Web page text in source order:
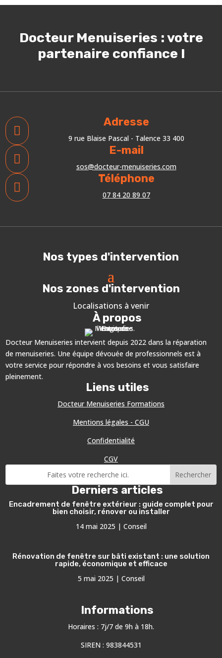
Docteur Menuiseries : votre
partenaire confiance !

Adresse
9 rue Blaise Pascal - Talence 33 400

E-mail
sos@docteur-menuiseries.com

Téléphone
07 84 20 89 07
Nos types d'intervention
Nos zones d'intervention
Localisations à venir
À propos
Docteur Menuiseries intervient depuis 2022 dans la réparation
de menuiseries. Une équipe dévouée de professionnels est à
votre service pour répondre à vos besoins et vous satisfaire
pleinement.
Liens utiles
Docteur Menuiseries Formations
Mentions légales - CGU
Confidentialité
CGV
Derniers articles
Encadrement de fenêtre extérieur : guide complet pour
bien choisir, rénover ou installer
14 mai 2025 | Conseil
Rénovation de fenêtre sur bâti existant : une solution
rapide, économique et efficace
5 mai 2025 | Conseil
Informations
Horaires : 7j/7 de 9h à 18h.
SIREN : 983844531